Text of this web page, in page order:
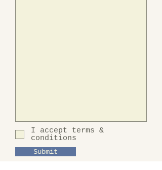
I accept terms &
conditions
Submit